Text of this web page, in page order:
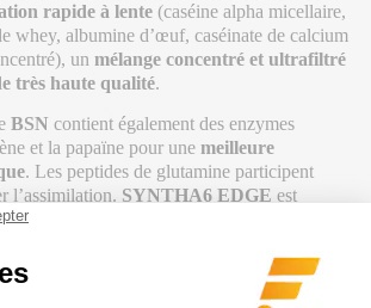
rapide à lente (caséine alpha micellaire,
whey, albumine d’œuf, caséinate de calcium
un mélange concentré et ultrafiltré
très haute qualité.
BSN contient également des enzymes
et la papaïne pour une meilleure
. Les peptides de glutamine participent
l’assimilation. SYNTHA6 EDGE est
fibres pour améliorer le transit intestinal des
avec
des protéines à assimilation à la fois